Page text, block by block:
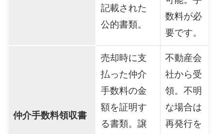
記載された
公的書類。
数料が必
要です。
仲介手数料領収書
売却時に支
払った仲介
手数料の金
額を証明す
る書類。譲
不動産会
社から受
領。不明
な場合は
再発行を